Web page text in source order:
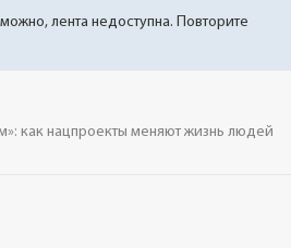
лента недоступна. Повторите
как нацпроекты меняют жизнь людей